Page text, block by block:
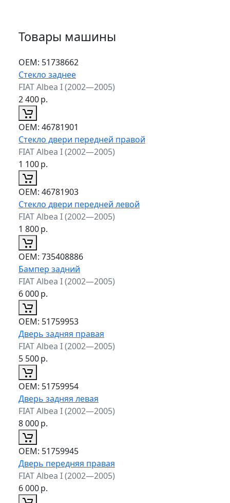
Товары машины
ОЕМ: 51738662
Стекло заднее
FIAT Albea I (2002—2005)
2 400р.
ОЕМ: 46781901
Стекло двери передней правой
FIAT Albea I (2002—2005)
1 100р.
ОЕМ: 46781903
Стекло двери передней левой
FIAT Albea I (2002—2005)
1 800р.
ОЕМ: 735408886
Бампер задний
FIAT Albea I (2002—2005)
6 000р.
ОЕМ: 51759953
Дверь задняя правая
FIAT Albea I (2002—2005)
5 500р.
ОЕМ: 51759954
Дверь задняя левая
FIAT Albea I (2002—2005)
8 000р.
ОЕМ: 51759945
Дверь передняя правая
FIAT Albea I (2002—2005)
6 000р.